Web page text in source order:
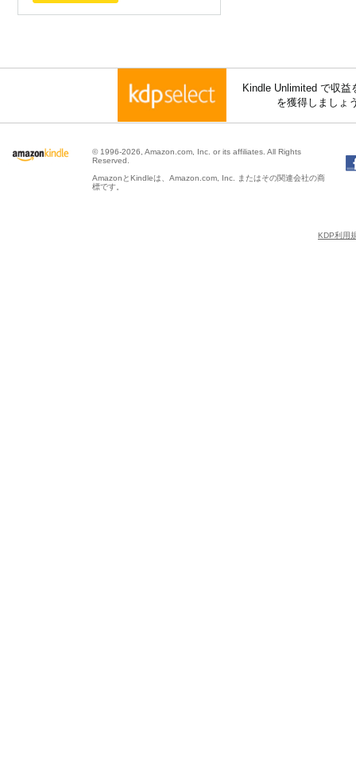
Kindle Unlimited で収
を獲得しましょ
© 1996-2026, Amazon.com, Inc. or its affiliates. All Rights
Reserved.
AmazonとKindleは、Amazon.com, Inc. またはその関連会社の商
標です。
KDP利用